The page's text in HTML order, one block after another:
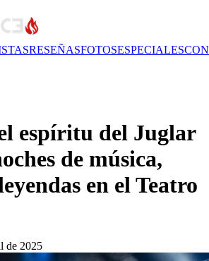
RESEÑASFOTOSESPECIALES
espíritu del Juglar
de música,
en el Teatro
de 2025